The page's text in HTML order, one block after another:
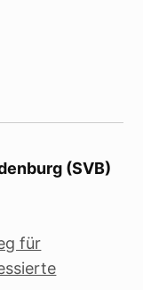
(SVB)
für